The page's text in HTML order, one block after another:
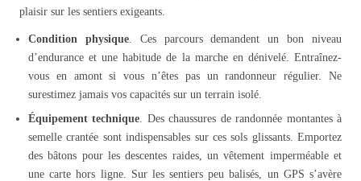
plaisir sur les sentiers exigeants.
Condition physique. Ces parcours demandent un bon niveau
d’endurance et une habitude de la marche en dénivelé. Entraînez-
vous en amont si vous n’êtes pas un randonneur régulier. Ne
surestimez jamais vos capacités sur un terrain isolé.
Équipement technique . Des chaussures de randonnée montantes à
semelle crantée sont indispensables sur ces sols glissants. Emportez
des bâtons pour les descentes raides, un vêtement imperméable et
une carte hors ligne. Sur les sentiers peu balisés, un GPS s’avère